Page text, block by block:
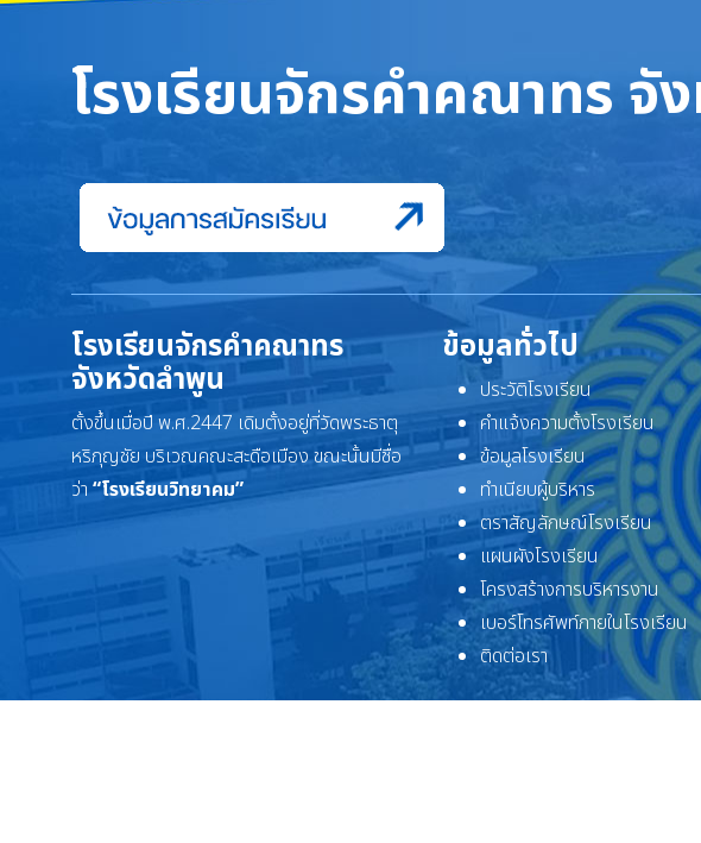
โรงเรียนจักรคำคณาทร จั
โรงเรียนจักรคำคณาทร
จังหวัดลำพูน
ตั้งขึ้นเมื่อปี พ.ศ.2447 เดิมตั้งอยู่ที่วัดพระธาตุ
หริภุญชัย บริเวณคณะสะดือเมือง ขณะนั้นมีชื่อ
ว่า“โรงเรียนวิทยาคม”
ข้อมูลทั่วไป
ประวัติโรงเรียน
คำแจ้งความตั้งโรงเรียน
ข้อมูลโรงเรียน
ทำเนียบผู้บริหาร
ตราสัญลักษณ์โรงเรียน
แผนผังโรงเรียน
โครงสร้างการบริหารงาน
เบอร์โทรศัพท์ภายในโรงเรียน
ติดต่อเรา